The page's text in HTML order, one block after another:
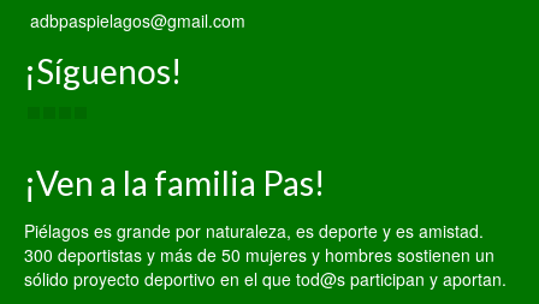
adbpaspielagos@gmail.com
¡Síguenos!
¡Ven a la familia Pas!
Piélagos es grande por naturaleza, es deporte y es amistad.
300 deportistas y más de 50 mujeres y hombres sostienen un
sólido proyecto deportivo en el que tod@s participan y aportan.